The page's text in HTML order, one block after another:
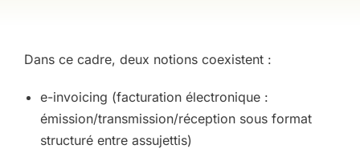
Dans ce cadre, deux notions coexistent :
e-invoicing (facturation électronique :
émission/transmission/réception sous format
structuré entre assujettis)